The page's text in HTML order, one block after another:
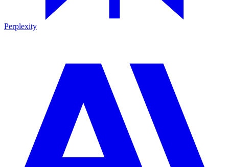
Perplexity